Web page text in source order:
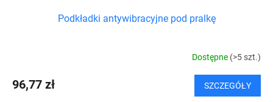
Podkładki antywibracyjne pod pralkę
Dostępne (>5 szt.)
96,77 zł SZCZEGÓŁY